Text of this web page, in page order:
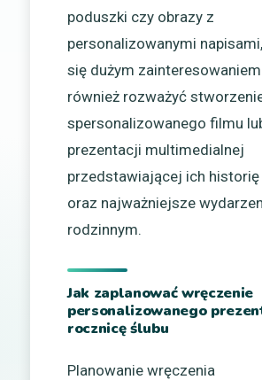
poduszki czy obrazy z
personalizowanymi
się dużym
również rozważyć
spersonalizowanego filmu
prezentacji multimedialnej
przedstawiającej ich historię
oraz najważniejsze
rodzinnym.
Jak zaplanować wręczenie
personalizowanego
rocznicę ślubu
Planowanie wręczenia